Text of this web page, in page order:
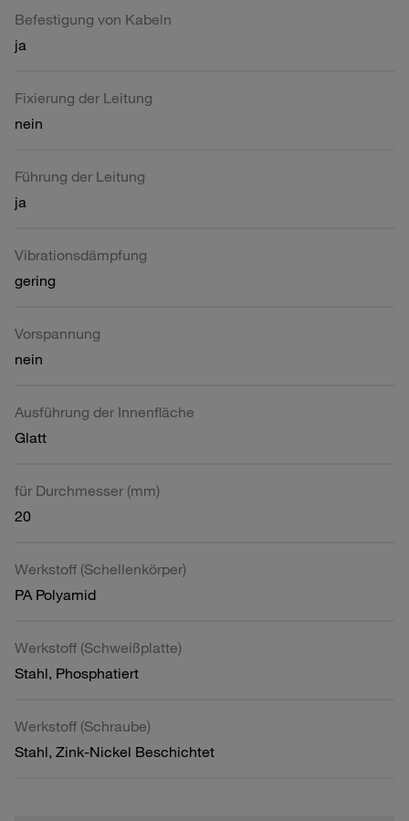
Befestigung von Kabeln
ja
Fixierung der Leitung
nein
Führung der Leitung
ja
Vibrationsdämpfung
gering
Vorspannung
nein
Ausführung der Innenfläche
Glatt
für Durchmesser (mm)
20
Werkstoff (Schellenkörper)
PA Polyamid
Werkstoff (Schweißplatte)
Stahl, Phosphatiert
Werkstoff (Schraube)
Stahl, Zink-Nickel Beschichtet